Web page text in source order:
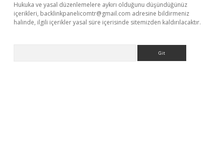
Hukuka ve yasal düzenlemelere aykırı olduğunu düşündüğünüz
içerikleri, backlinkpanelicomtr@gmail.com adresine bildirmeniz
halinde, ilgili içerikler yasal süre içerisinde sitemizden kaldırılacaktır.